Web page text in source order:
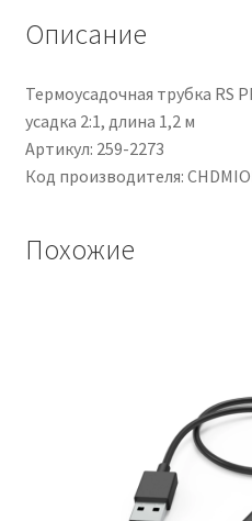
Описание
Термоусадочная трубка RS
усадка 2:1, длина 1,2 м
Артикул: 259-2273
Код производителя:
Похожие